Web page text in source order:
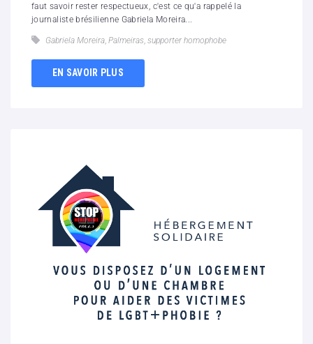
faut savoir rester respectueux, c'est ce qu'a rappelé la
journaliste brésilienne Gabriela Moreira...
Gabriela Moreira Palmeiras supporter homophobe
EN SAVOIR PLUS